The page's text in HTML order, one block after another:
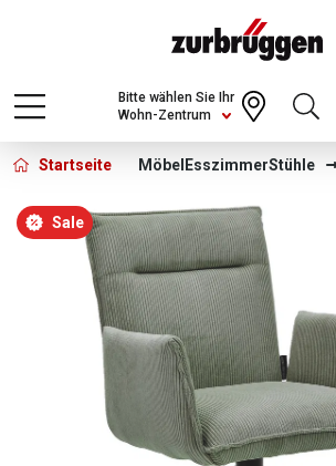
Choose a different country or region to
content for your location and shop online
Wohn-Zentrum
Bitte wählen Sie Ihr
Startseite Möbel EsszimmerStühle
Bildergalerie überspringen
Sale